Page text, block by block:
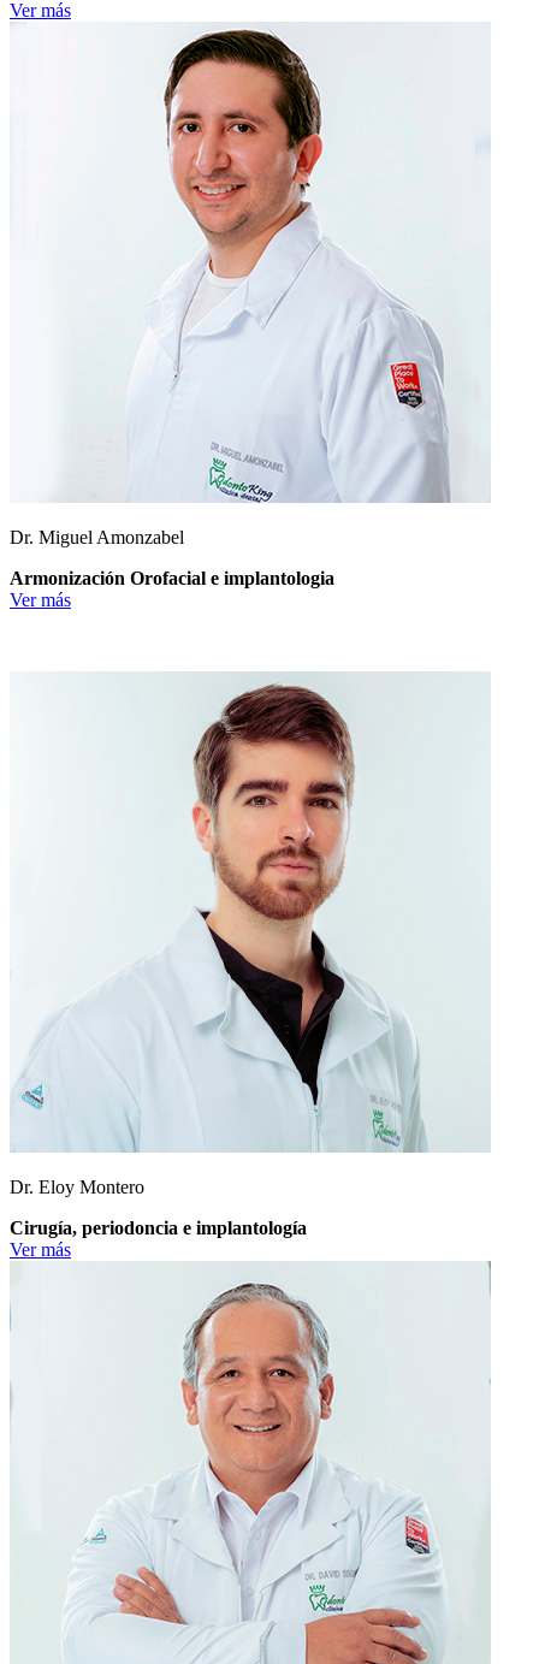
Ver más
Dr. Miguel Amonzabel
Armonización Orofacial e implantologia
Ver más
Dr. Eloy Montero
Cirugía, periodoncia e implantología
Ver más